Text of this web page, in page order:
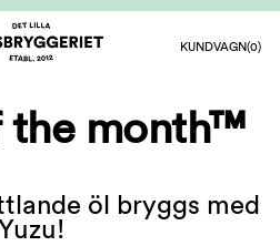
KUNDVAGN(0)
the month™
öl bryggs med